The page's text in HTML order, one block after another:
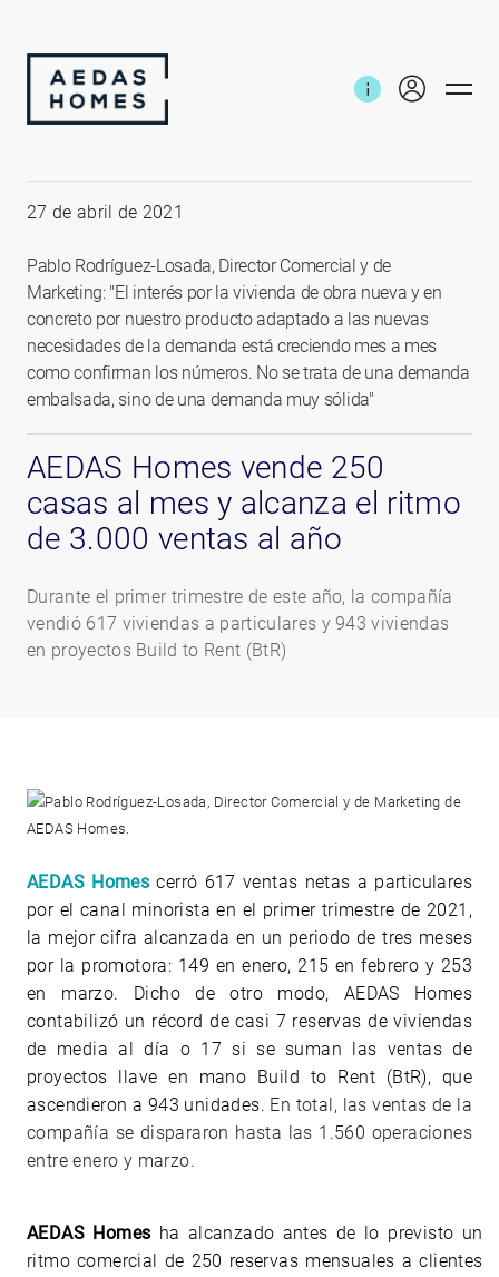
27 de abril de 2021
Pablo Rodríguez-Losada, Director Comercial y de
Marketing: "El interés por la vivienda de obra nueva y en
concreto por nuestro producto adaptado a las nuevas
necesidades de la demanda está creciendo mes a mes
como confirman los números. No se trata de una demanda
embalsada, sino de una demanda muy sólida"
AEDAS Homes vende 250
casas al mes y alcanza el ritmo
de 3.000 ventas al año
Durante el primer trimestre de este año, la compañía
vendió 617 viviendas a particulares y 943 viviendas
en proyectos Build to Rent (BtR)
AEDAS Homes cerró 617 ventas netas a particulares
por el canal minorista en el primer trimestre de 2021,
la mejor cifra alcanzada en un periodo de tres meses
por la promotora: 149 en enero, 215 en febrero y 253
en marzo. Dicho de otro modo, AEDAS Homes
contabilizó un récord de casi 7 reservas de viviendas
de media al día o 17 si se suman las ventas de
proyectos llave en mano Build to Rent (BtR), que
ascendieron a 943 unidades. En total, las ventas de la
compañía se dispararon hasta las 1.560 operaciones
entre enero y marzo.
AEDAS Homes ha alcanzado antes de lo previsto un
ritmo comercial de 250 reservas mensuales a clientes